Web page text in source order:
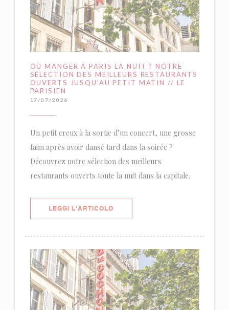
OÙ MANGER À PARIS LA NUIT ? NOTRE
SÉLECTION DES MEILLEURS RESTAURANTS
OUVERTS JUSQU’AU PETIT MATIN // LE
PARISIEN
17/07/2026
Un petit creux à la sortie d’un concert, une grosse
faim après avoir dansé tard dans la soirée ?
Découvrez notre sélection des meilleurs
restaurants ouverts toute la nuit dans la capitale.
LEGGI L'ARTICOLO